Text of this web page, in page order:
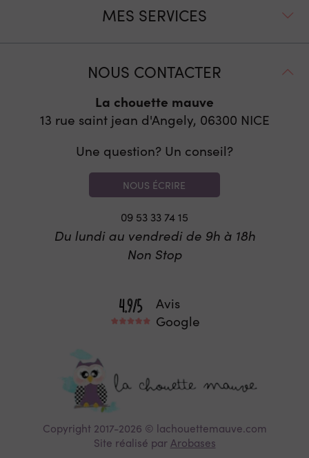
MES SERVICES
NOUS CONTACTER
La chouette mauve
13 rue saint jean d'Angely, 06300 NICE
Une question? Un conseil?
NOUS ÉCRIRE
09 53 33 74 15
Du lundi au vendredi de 9h à 18h
Non Stop
Avis
Google
Copyright 2017-2026 © lachouettemauve.com
Site réalisé par Arobases